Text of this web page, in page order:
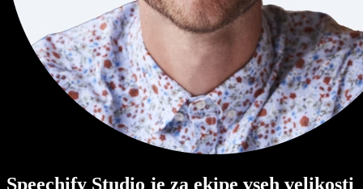
Speechify Studio je za ekipe vseh velikosti